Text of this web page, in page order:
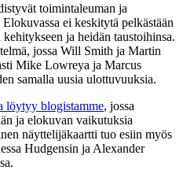
toimintaleuman ja
ei keskitytä pelkästään
ja heidän taustoihinsa.
jossa Will Smith ja Martin
Mike Lowreya ja Marcus
samalla uusia ulottuvuuksia.
löytyy blogistamme, jossa
ja elokuvan vaikutuksia
näyttelijäkaartti tuo esiin myös
Hudgensin ja Alexander